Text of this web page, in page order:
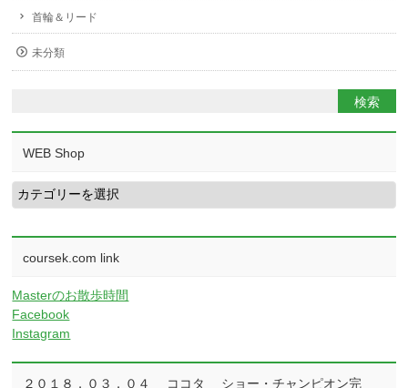
首輪＆リード
未分類
WEB Shop
WEB
Shop
coursek.com link
Masterのお散歩時間
Facebook
Instagram
２０１８．０３．０４ ココタ ショー・チャンピオン完